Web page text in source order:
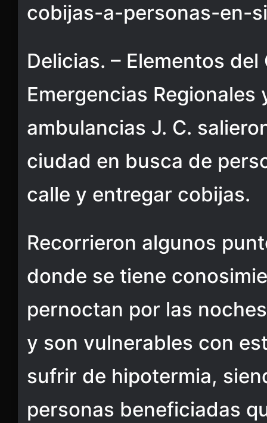
cobijas-a-personas-en-
Delicias. – Elementos del
Emergencias Regionales
ambulancias J. C.
ciudad en busca de
calle y entregar cobijas.
Recorrieron algunos
donde se tiene
pernoctan por las
y son vulnerables con
sufrir de hipotermia,
personas beneficiadas